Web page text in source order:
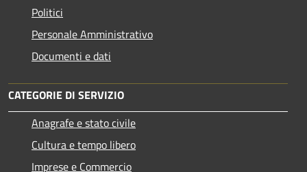
Politici
Personale Amministrativo
Documenti e dati
CATEGORIE DI SERVIZIO
Anagrafe e stato civile
Cultura e tempo libero
Imprese e Commercio